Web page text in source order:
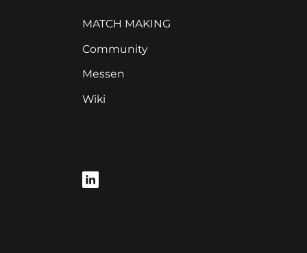
MATCH MAKING
Community
Messen
Wiki